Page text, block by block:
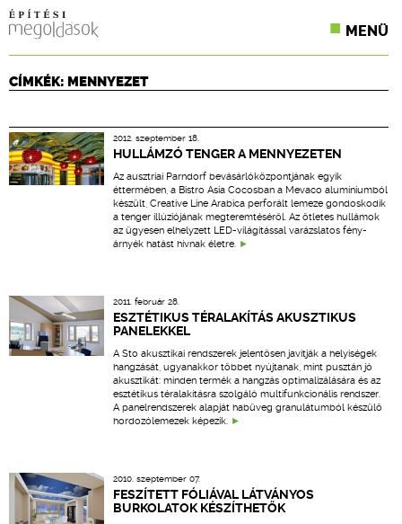
MENÜ
CPR TERMÉKKIÍRÁS
ÉPÍTÉSI JOG
ONLINE KÉPZÉSEK
CÍMKÉK: MENNYEZET
2012. szeptember 18.
HULLÁMZÓ TENGER A MENNYEZETEN
Az ausztriai Parndorf bevásárlóközpontjának egyik
éttermében, a Bistro Asia Cocosban a Mevaco alumíniumból
készült, Creative Line Arabica perforált lemeze gondoskodik
a tenger illúziójának megteremtéséről. Az ötletes hullámok
az ügyesen elhelyzett LED-világítással varázslatos fény-
árnyék hatást hívnak életre.
2011. február 28.
ESZTÉTIKUS TÉRALAKÍTÁS AKUSZTIKUS
PANELEKKEL
A Sto akusztikai rendszerek jelentősen javítják a helyiségek
hangzását, ugyanakkor többet nyújtanak, mint pusztán jó
akusztikát: minden termék a hangzás optimalizálására és az
esztétikus téralakításra szolgáló multifunkcionális rendszer.
A panelrendszerek alapját habüveg granulátumból készülő
hordozólemezek képezik.
2010. szeptember 07.
FESZÍTETT FÓLIÁVAL LÁTVÁNYOS
BURKOLATOK KÉSZÍTHETŐK